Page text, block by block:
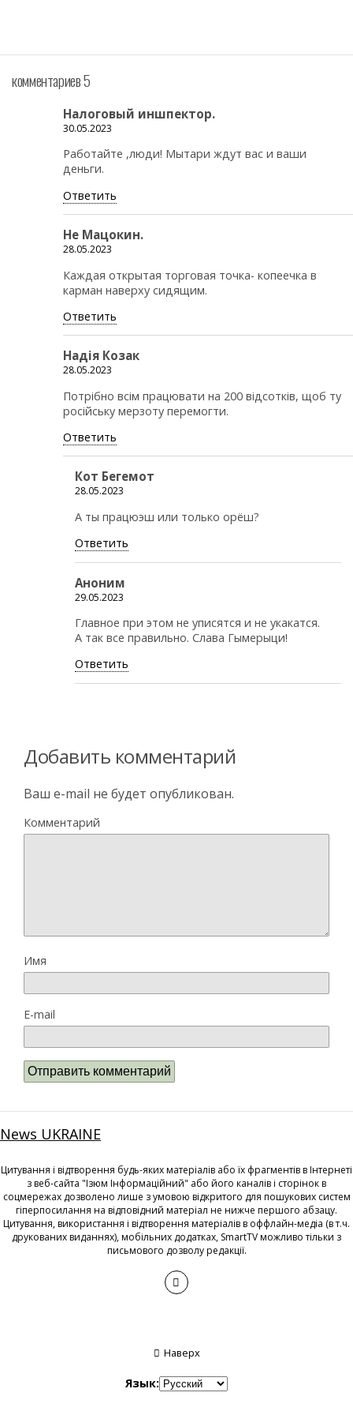
комментариев 5
Налоговый иншпектор.
30.05.2023
Работайте ,люди! Мытари ждут вас и ваши
деньги.
Ответить
Не Мацокин.
28.05.2023
Каждая открытая торговая точка- копеечка в
карман наверху сидящим.
Ответить
Надія Козак
28.05.2023
Потрібно всім працювати на 200 відсотків, щоб ту
російську мерзоту перемогти.
Ответить
Кот Бегемот
28.05.2023
А ты працюэш или только орёш?
Ответить
Аноним
29.05.2023
Главное при этом не уписятся и не укакатся.
А так все правильно. Слава Гымерыци!
Ответить
Добавить комментарий
Ваш e-mail не будет опубликован.
Комментарий
Имя
E-mail
News UKRAINE
Цитування і відтворення будь-яких матеріалів або їх фрагментів в Інтернеті
з веб-сайта "Ізюм Інформаційний" або його каналів і сторінок в
соцмережах дозволено лише з умовою відкритого для пошукових систем
гіперпосилання на відповідний матеріал не нижче першого абзацу.
Цитування, використання і відтворення матеріалів в оффлайн-медіа (в т.ч.
друкованих виданнях), мобільних додатках, SmartTV можливо тільки з
письмового дозволу редакції.
Наверх
Язык: